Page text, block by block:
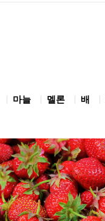
마늘 멜론 배